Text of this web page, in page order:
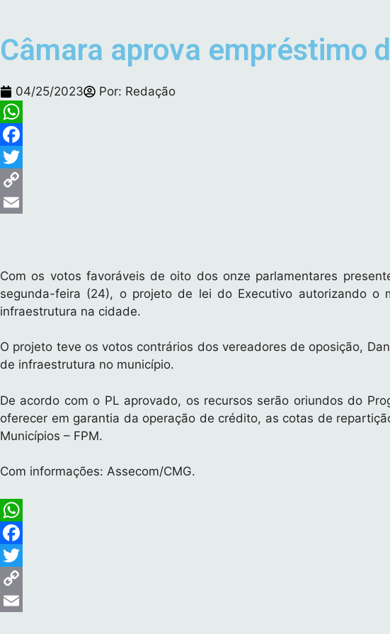
Câmara aprova empréstimo
04/25/2023 Por: Redação
W
h
a
t
p
p
F
a
c
o
o
k
T
w
t
e
r
C
y
L
i
n
k
a
i
l
Com os votos favoráveis de oito dos onze parlamentares
segunda-feira (24), o projeto de lei do Executivo autorizando o
infraestrutura na cidade.
O projeto teve os votos contrários dos vereadores de oposição,
de infraestrutura no município.
De acordo com o PL aprovado, os recursos serão oriundos do
oferecer em garantia da operação de crédito, as cotas de
Municípios – FPM.
Com informações: Assecom/CMG.
W
h
a
t
F
a
c
T
w
C